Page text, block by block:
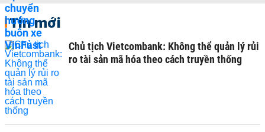
Tin mới
Chủ tịch Vietcombank: Không thể quản lý rủi
ro tài sản mã hóa theo cách truyền thống